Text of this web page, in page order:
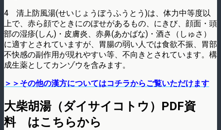
4 清上防風湯(せいじょうぼうふうとう)は、体力中等度以
上で、赤ら顔でときにのぼせがあるもの、にきび、顔面・頭
部の湿疹(しん)・皮膚炎、赤鼻(あかばな)・酒さ（しゅさ）
に適すとされていますが、胃腸の弱い人では食欲不振、胃部
不快感の副作用が現れやすい等、不向きとされています。構
成生薬としてカンゾウを含みます。
＞＞その他の漢方についてはコチラからご覧いただけます
大柴胡湯（ダイサイコトウ）PDF資
料 はこちらから